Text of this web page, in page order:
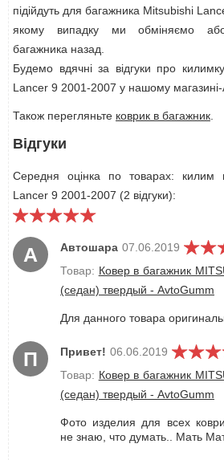
підійдуть для багажника Mitsubishi
якому випадку ми обміняємо
багажника назад.
Будемо вдячні за відгуки про
Lancer 9 2001-2007 у нашому
Також перегляньте коврик в багажник
Відгуки
Середня оцінка по товарах: килим
Lancer 9 2001-2007 (2 відгуки):
А Автошара 07.06.2019
Товар: Ковер в багажник
(седан) твердый - AvtoGumm
Для данного товара
П Привет! 06.06.2019
Товар: Ковер в багажник
(седан) твердый - AvtoGumm
Фото изделия для всех
не знаю, что думать.. Мать